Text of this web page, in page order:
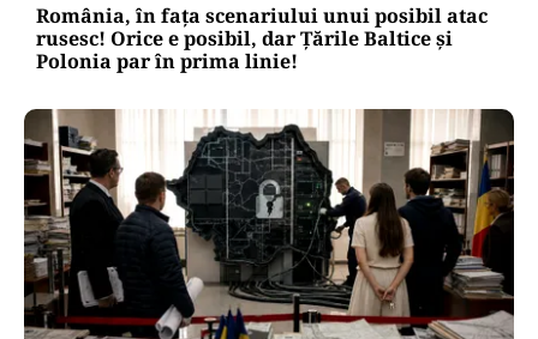
România, în fața scenariului unui posibil atac
rusesc! Orice e posibil, dar Țările Baltice și
Polonia par în prima linie!